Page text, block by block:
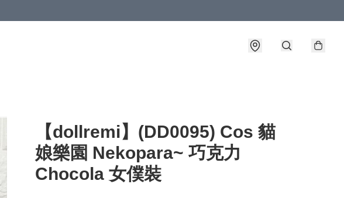
【dollremi】(DD0095) Cos 貓
娘樂園 Nekopara~ 巧克力
Chocola 女僕裝